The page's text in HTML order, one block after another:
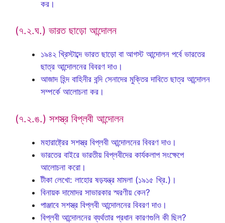
কর।
(৭.২.ঘ.) ভারত ছাড়ো আন্দোলন
১৯৪২ খ্রিস্টাব্দে ভারত ছাড়ো বা আগস্ট আন্দোলন পর্বে ভারতের
ছাত্র আন্দোলনের বিবরণ দাও।
আজাদ হিন্দ বাহিনীর বন্দি সেনাদের মুক্তির দাবিতে ছাত্র আন্দোলন
সম্পর্কে আলোচনা কর।
(৭.২.ঙ.) সশস্ত্র বিপ্লবী আন্দোলন
মহারাষ্ট্রের সশস্ত্র বিপ্লবী আন্দোলনের বিবরণ দাও।
ভারতের বাইরে ভারতীয় বিপ্লবীদের কার্যকলাপ সংক্ষেপে
আলোচনা করো।
টীকা লেখো: লাহোর ষড়যন্ত্র মামলা (১৯১৫ খ্রি.)।
বিনায়ক দামোদর সাভারকার স্মরণীয় কেন?
পাঞ্জাবে সশস্ত্র বিপ্লবী আন্দোলনের বিবরণ দাও।
বিপ্লবী আন্দোলনের ব্যর্থতার প্রধান কারণগুলি কী ছিল?